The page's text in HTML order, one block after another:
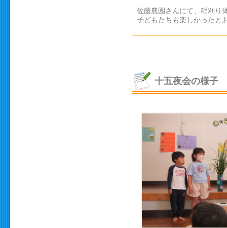
佐藤農園さんにて、稲刈り
子どもたちも楽しかったと
十五夜会の様子